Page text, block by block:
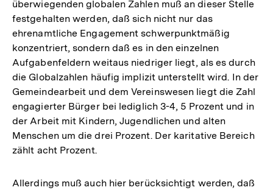
überwiegenden globalen Zahlen muß an dieser Stelle
festgehalten werden, daß sich nicht nur das
ehrenamtliche Engagement schwerpunktmäßig
konzentriert, sondern daß es in den einzelnen
Aufgabenfeldern weitaus niedriger liegt, als es durch
die Globalzahlen häufig implizit unterstellt wird. In der
Gemeindearbeit und dem Vereinswesen liegt die Zahl
engagierter Bürger bei lediglich 3-4, 5 Prozent und in
der Arbeit mit Kindern, Jugendlichen und alten
Menschen um die drei Prozent. Der karitative Bereich
zählt acht Prozent.
Allerdings muß auch hier berücksichtigt werden, daßZum